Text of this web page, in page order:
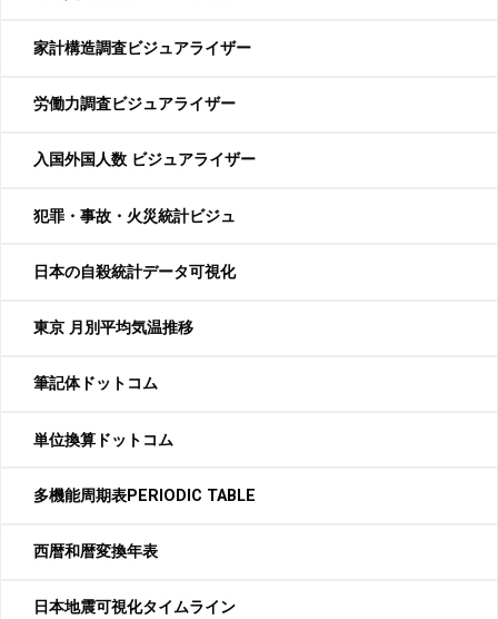
家計構造調査ビジュアライザー
労働力調査ビジュアライザー
入国外国人数 ビジュアライザー
犯罪・事故・火災統計ビジュ
日本の自殺統計データ可視化
東京 月別平均気温推移
筆記体ドットコム
単位換算ドットコム
多機能周期表PERIODIC TABLE
西暦和暦変換年表
日本地震可視化タイムライン